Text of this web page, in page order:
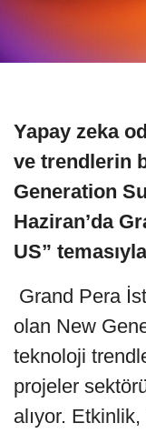
Yapay zeka
ve trendlerin
Generation
Haziran’da
US”
Grand Pera
olan New
teknoloji
projeler
alıyor.